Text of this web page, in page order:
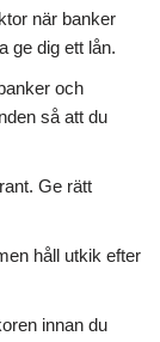
när banker
ge dig ett lån.
och
så att du
Ge rätt
håll utkik efter
innan du